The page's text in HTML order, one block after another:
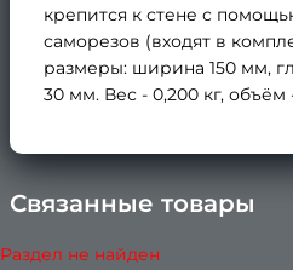
крепится к стене с
саморезов (входят в
размеры: ширина 150 мм,
30 мм. Вес - 0,200 кг, объём
Связанные товары
Раздел не найден